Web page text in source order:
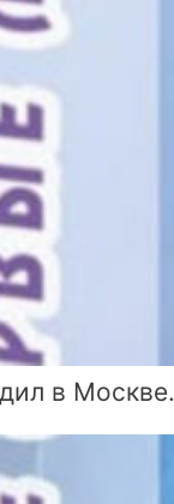
в Москве.